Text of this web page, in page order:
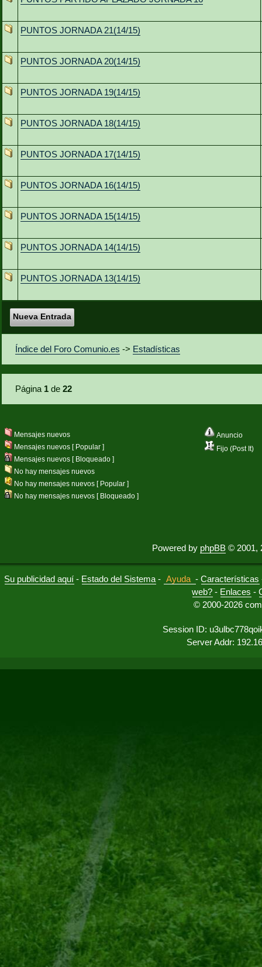
PUNTOS JORNADA 21(14/15)
PUNTOS JORNADA 20(14/15)
PUNTOS JORNADA 19(14/15)
PUNTOS JORNADA 18(14/15)
PUNTOS JORNADA 17(14/15)
PUNTOS JORNADA 16(14/15)
PUNTOS JORNADA 15(14/15)
PUNTOS JORNADA 14(14/15)
PUNTOS JORNADA 13(14/15)
Nueva Entrada
Índice del Foro Comunio.es -> Estadísticas
Página 1 de22
Anuncio
Fijo (Post It)
Mensajes nuevos
Mensajes nuevos [ Popular ]
Mensajes nuevos [ Bloqueado ]
No hay mensajes nuevos
No hay mensajes nuevos [ Popular ]
No hay mensajes nuevos [ Bloqueado ]
Powered by phpBB © 2001,
Su publicidad aquí - Estado del Sistema - Ayuda -Características
web? - Enlaces -
© 2000-2026
Session ID:
Server Addr: